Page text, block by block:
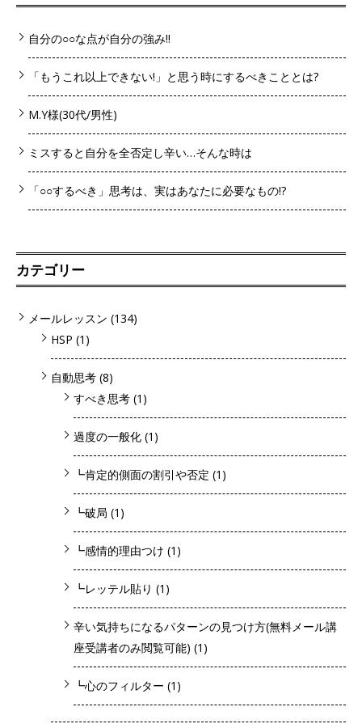
自分の○○な点が自分の強み!!
「もうこれ以上できない!」と思う時にするべきこととは?
M.Y様(30代/男性)
ミスすると自分を全否定し辛い…そんな時は
「○○するべき」思考は、実はあなたに必要なもの!?
カテゴリー
メールレッスン (134)
HSP (1)
自動思考 (8)
すべき思考 (1)
過度の一般化 (1)
┗肯定的側面の割引や否定 (1)
┗破局 (1)
┗感情的理由つけ (1)
┗レッテル貼り (1)
辛い気持ちになるパターンの見つけ方(無料メール講
座受講者のみ閲覧可能) (1)
┗心のフィルター (1)